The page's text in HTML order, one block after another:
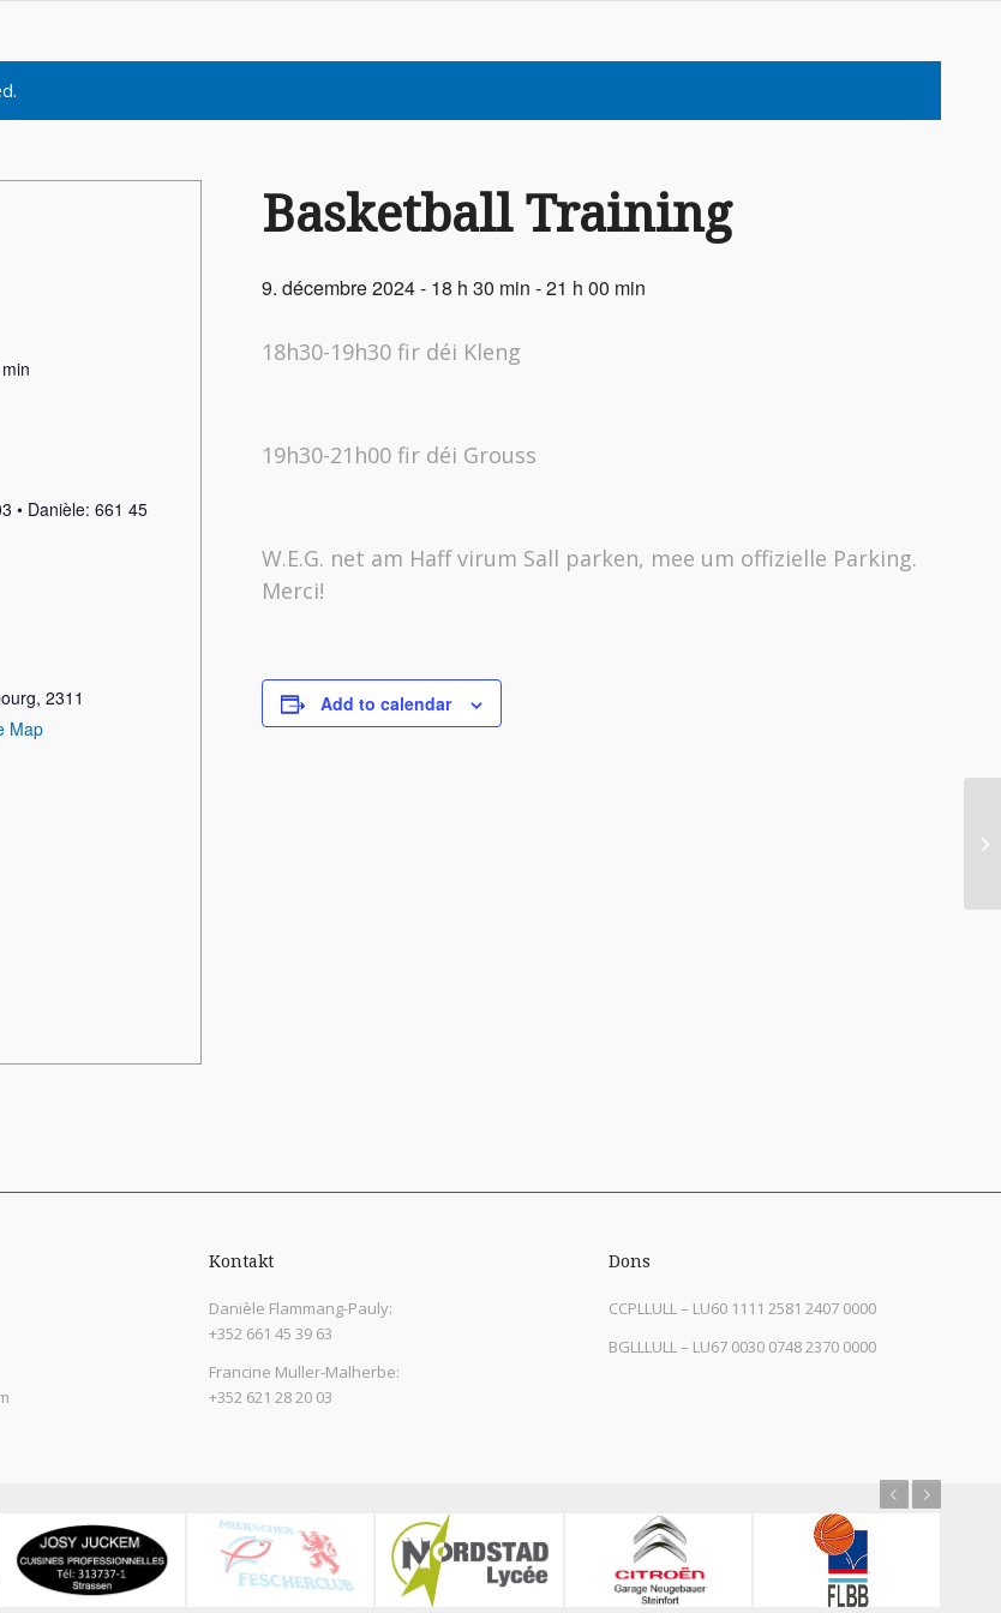
Basketball Training
9. décembre 2024 - 18 h 30 min -21 h 00 min
18h30-19h30 fir déi Kleng
19h30-21h00 fir déi Grouss
W.E.G. net am Haff virum Sall parken, mee um offizielle Parking.
Merci!
Add to calendar
• Danièle: 661 45
, 2311
Map
Kontakt
Danièle Flammang-Pauly:
+352 661 45 39 63
Francine Muller-Malherbe:
+352 621 28 20 03
Dons
CCPLLULL – LU60 1111 2581 2407 0000
BGLLLULL – LU67 0030 0748 2370 0000